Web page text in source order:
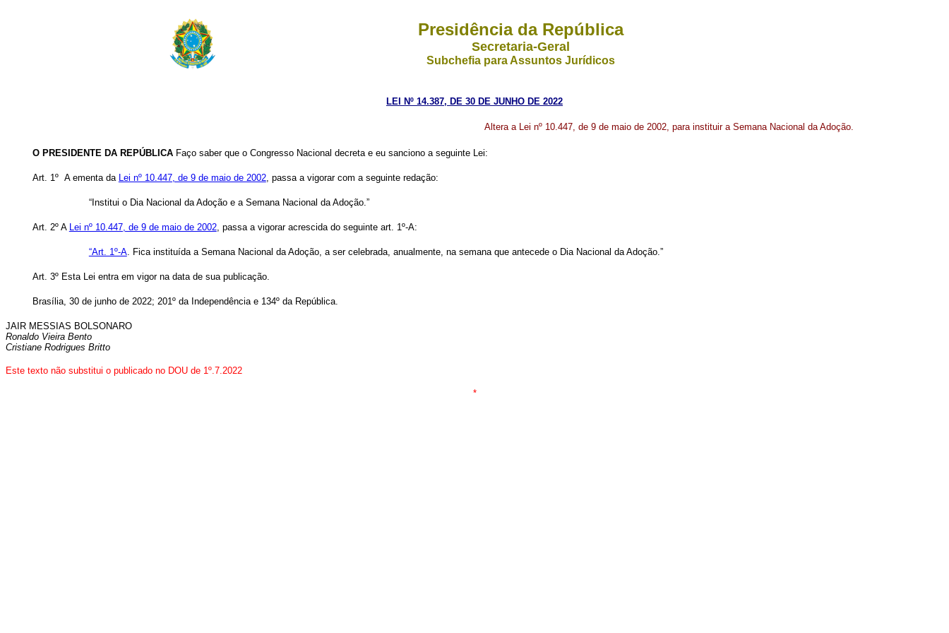
Presidência da República
Secretaria-Geral
Subchefia para Assuntos Jurídicos
LEI Nº 14.387, DE 30 DE JUNHO DE 2022
Altera a Lei nº 10.447, de 9 de maio de 2002, para instituir a Semana Nacional da Adoção.
O PRESIDENTE DA REPÚBLICAFaço saber que o Congresso Nacional decreta e eu sanciono a seguinte Lei:
Art. 1º A ementa da Lei nº 10.447, de 9 de maio de 2002, passa a vigorar com a seguinte redação:
“Institui o Dia Nacional da Adoção e a Semana Nacional da Adoção.”
Art. 2º A Lei nº 10.447, de 9 de maio de 2002, passa a vigorar acrescida do seguinte art. 1º-A:
“Art. 1º-A. Fica instituída a Semana Nacional da Adoção, a ser celebrada, anualmente, na semana que antecede o Dia Nacional da Adoção.”
Art. 3º Esta Lei entra em vigor na data de sua publicação.
Brasília, 30 de junho de 2022; 201º da Independência e 134º da República.
JAIR MESSIAS BOLSONARO
Ronaldo Vieira Bento
Cristiane Rodrigues Britto
Este texto não substitui o publicado no DOU de 1º.7.2022
*